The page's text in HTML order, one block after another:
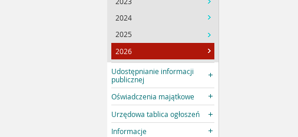
2024
2025
2026
Udostępnianie informacji
publicznej
Oświadczenia majątkowe
Urzędowa tablica ogłoszeń
Informacje